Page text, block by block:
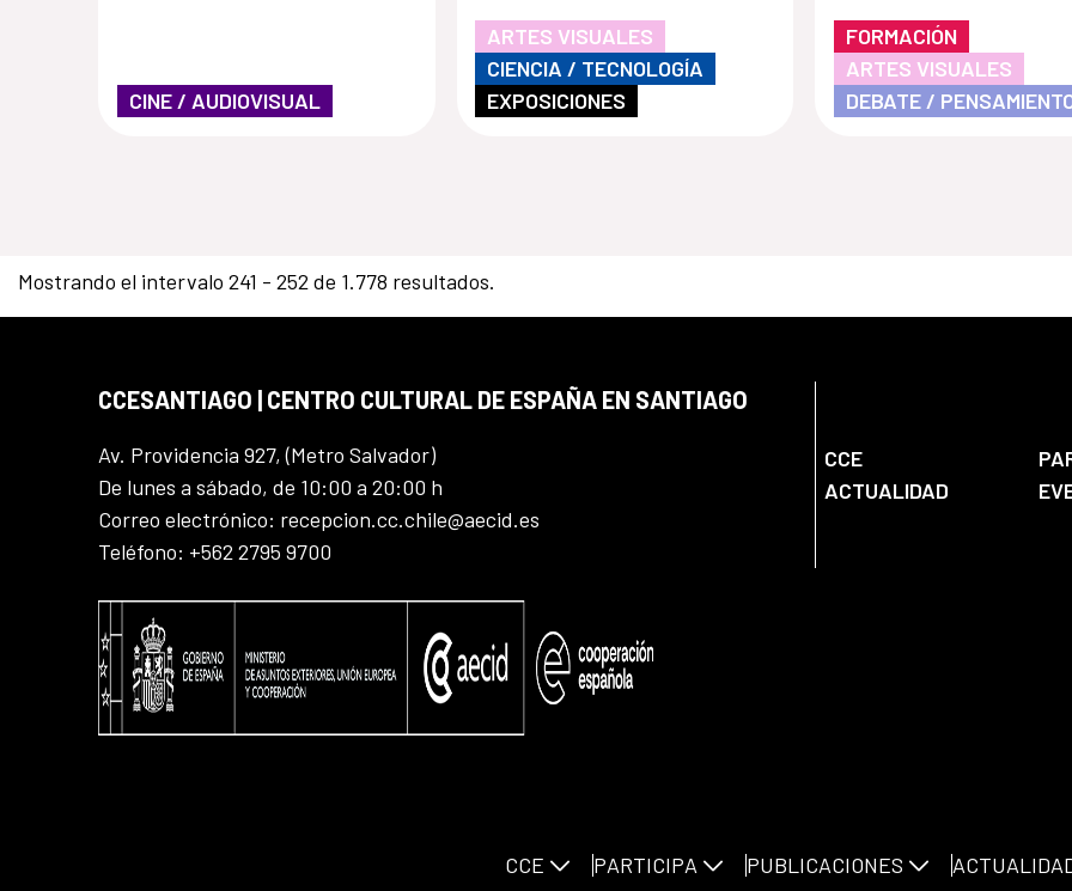
CINE / AUDIOVISUAL
ARTES VISUALES
CIENCIA / TECNOLOGÍA
EXPOSICIONES
ARTISTICAS
FORMACIÓN
ARTES VISUALES
DEBATE /
Mostrando el intervalo 241 - 252 de 1.778 resultados.
CCESANTIAGO | CENTRO CULTURAL DE ESPAÑA EN SANTIAGO
Av. Providencia 927, (Metro Salvador)
De lunes a sábado, de 10:00 a 20:00 h
Correo electrónico: recepcion.cc.chile@aecid.es
Teléfono: +562 2795 9700
CCE
ACTUALIDAD
CCE PARTICIPA PUBLICACIONES